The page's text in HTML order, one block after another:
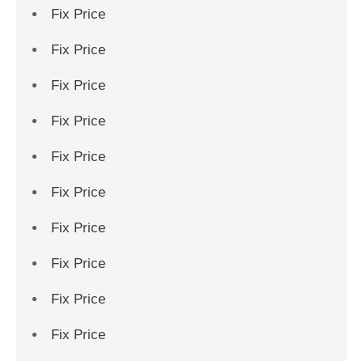
Fix Price
Fix Price
Fix Price
Fix Price
Fix Price
Fix Price
Fix Price
Fix Price
Fix Price
Fix Price